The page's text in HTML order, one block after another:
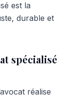
est la
durable et
spécialisé
réalise